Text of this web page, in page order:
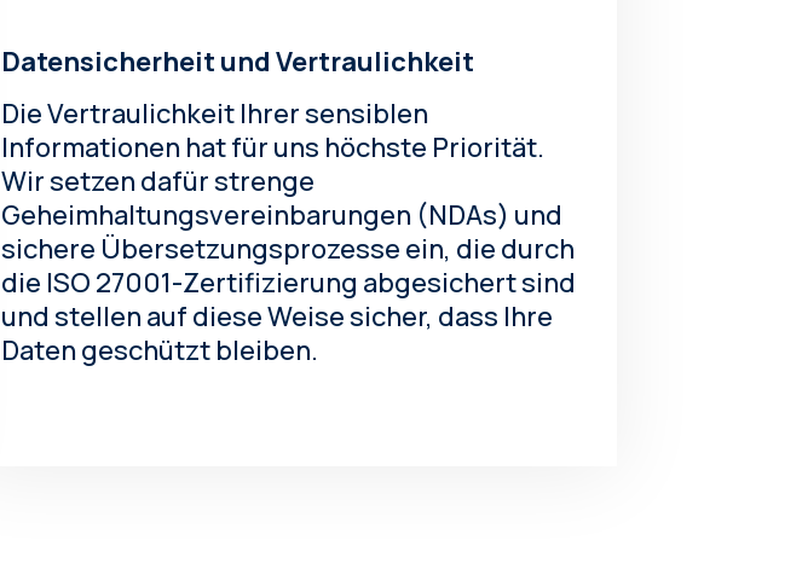
Datensicherheit und Vertraulichkeit
Die Vertraulichkeit Ihrer sensiblen
Informationen hat für uns höchste Priorität.
Wir setzen dafür strenge
Geheimhaltungsvereinbarungen (NDAs) und
sichere Übersetzungsprozesse ein, die durch
die ISO 27001-Zertifizierung abgesichert sind
und stellen auf diese Weise sicher, dass Ihre
Daten geschützt bleiben.